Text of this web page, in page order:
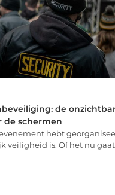
de
de schermen
hebt
veiligheid is. Of het nu